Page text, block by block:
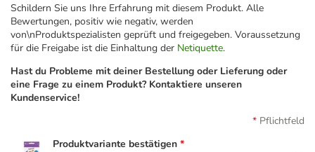
Schildern Sie uns Ihre Erfahrung mit diesem Produkt. Alle
Bewertungen, positiv wie negativ, werden
von\nProduktspezialisten geprüft und freigegeben. Voraussetzung
für die Freigabe ist die Einhaltung der Netiquette.
Hast du Probleme mit deiner Bestellung oder Lieferung oder
eine Frage zu einem Produkt? Kontaktiere unseren
Kundenservice!
Pflichtfeld
Produktvariante bestätigen *